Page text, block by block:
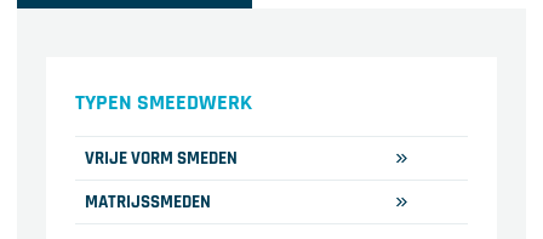
TYPEN SMEEDWERK
VRIJE VORM SMEDEN
MATRIJSSMEDEN